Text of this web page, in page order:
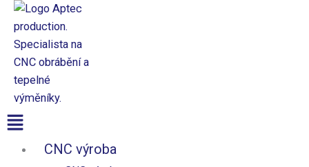
Nastavení ochrany osobních údajů
Funkční
Předvolby
Statistiky
Marketing
Přeskočit
obsah
Nabídka
CNC výroba